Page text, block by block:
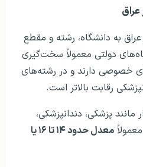
به دانشگاه، رشته و مقطع
دولتی معمولاً سخت‌گیری
خصوصی دارند و در رشته‌های
رقابت بالاتر است.
مانند پزشکی، دندانپزشکی،
معدل حدود ۱۴ تا ۱۶ یا